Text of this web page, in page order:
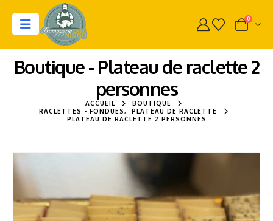
0
Boutique - Plateau de raclette 2
personnes
ACCUEIL
BOUTIQUE
RACLETTES - FONDUES,
PLATEAU DE RACLETTE
PLATEAU DE RACLETTE 2 PERSONNES